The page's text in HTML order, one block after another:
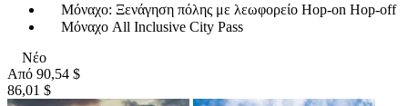
Μόναχο: Ξενάγηση πόλης με λεωφορείο Hop-on Hop-off
Μόναχο All Inclusive City Pass
Νέο
Από 90,54 $
86,01 $